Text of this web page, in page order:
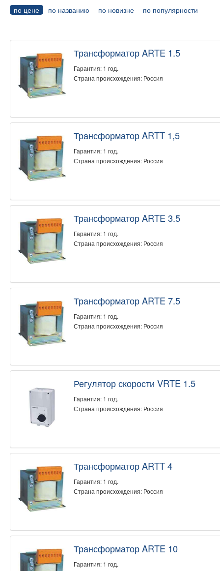
по цене
по названию по новизне по популярности
Трансформатор ARTE 1.5
Гарантия: 1 год.
Страна происхождения: Россия
Трансформатор ARTT 1,5
Гарантия: 1 год.
Страна происхождения: Россия
Трансформатор ARTE 3.5
Гарантия: 1 год.
Страна происхождения: Россия
Трансформатор ARTE 7.5
Гарантия: 1 год.
Страна происхождения: Россия
Регулятор скорости VRTE 1.5
Гарантия: 1 год.
Страна происхождения: Россия
Трансформатор ARTT 4
Гарантия: 1 год.
Страна происхождения: Россия
Трансформатор ARTE 10
Гарантия: 1 год.